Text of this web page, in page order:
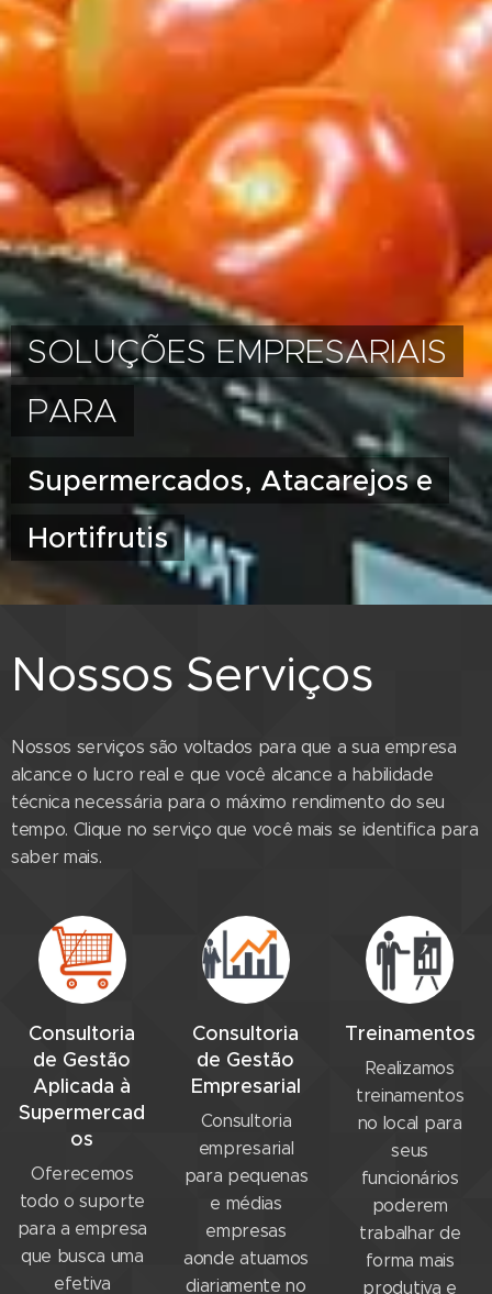
SOLUÇÕES EMPRESARIAIS
PARA
Supermercados, Atacarejos e
Hortifrutis
Nossos Serviços
Nossos serviços são voltados para que a sua empresa
alcance o lucro real e que você alcance a habilidade
técnica necessária para o máximo rendimento do seu
tempo. Clique no serviço que você mais se identifica para
saber mais.
Consultoria
de Gestão
Aplicada à
Supermercad
os
Oferecemos
todo o suporte
para a empresa
que busca uma
efetiva
Consultoria
de Gestão
Empresarial
Consultoria
empresarial
para pequenas
e médias
empresas
aonde atuamos
diariamente no
Treinamentos
Realizamos
treinamentos
no local para
seus
funcionários
poderem
trabalhar de
forma mais
produtiva e